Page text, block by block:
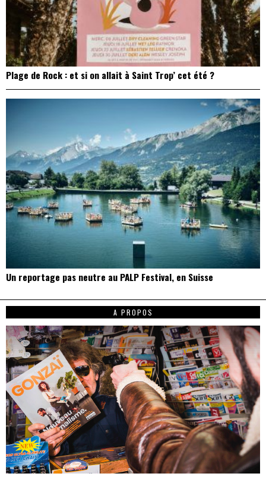
Plage de Rock : et si on allait à Saint Trop’ cet été ?
Un reportage pas neutre au PALP Festival, en Suisse
A PROPOS